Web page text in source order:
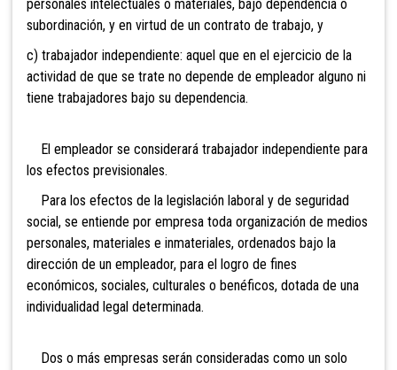
personales intelectuales o materiales, bajo dependencia o
subordinación, y en virtud de un contrato de trabajo, y
c) trabajador independiente: aquel que en el ejercicio de la
actividad de que se trate no depende de empleador alguno ni
tiene trabajadores bajo su dependencia.
El empleador se considerará trabajador independiente para
los efectos previsionales.
Para los efectos de la legislación laboral y de seguridad
social, se entiende por empresa toda organización de medios
personales, materiales e inmateriales, ordenados bajo la
dirección de un empleador, para el logro de fines
económicos, sociales, culturales o benéficos, dotada de una
individualidad legal determinada.
Dos o más empresas serán consideradas como un solo